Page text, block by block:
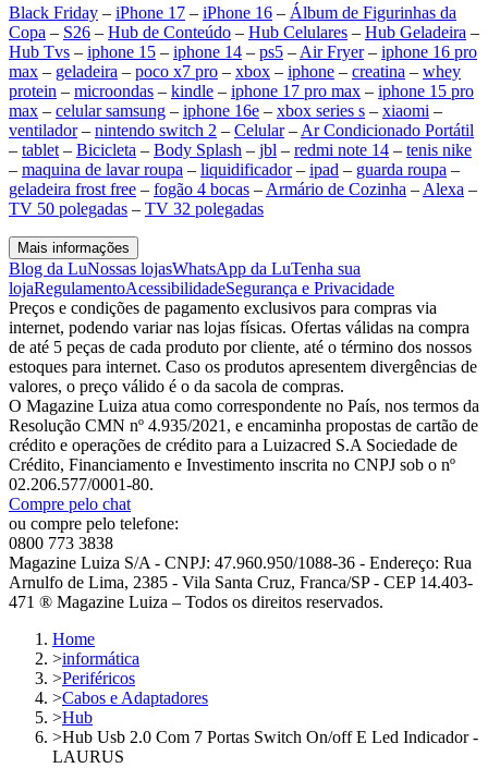
Black Friday – iPhone 17 – iPhone 16 – Álbum de Figurinhas da
Copa – S26 – Hub de Conteúdo – Hub Celulares – Hub Geladeira –
Hub Tvs – iphone 15 – iphone 14 – ps5 – Air Fryer– iphone 16 pro
max – geladeira – poco x7 pro – xbox – iphone – creatina – whey
protein – microondas – kindle – iphone 17 pro max – iphone 15 pro
max – celular samsung – iphone 16e – xbox series s – xiaomi –
ventilador– nintendo switch 2 – Celular– Ar Condicionado Portátil
– tablet – Bicicleta – Body Splash – jbl – redmi note 14 – tenis nike
– maquina de lavar roupa – liquidificador– ipad – guarda roupa –
geladeira frost free – fogão 4 bocas – Armário de Cozinha – Alexa –
TV 50 polegadas – TV 32 polegadas
Mais informações
Blog da LuNossas lojasWhatsApp da LuTenha sua
lojaRegulamentoAcessibilidadeSegurança e Privacidade
Preços e condições de pagamento exclusivos para compras via
internet, podendo variar nas lojas físicas. Ofertas válidas na compra
de até 5 peças de cada produto por cliente, até o término dos nossos
estoques para internet. Caso os produtos apresentem divergências de
valores, o preço válido é o da sacola de compras.
O Magazine Luiza atua como correspondente no País, nos termos da
Resolução CMN nº 4.935/2021, e encaminha propostas de cartão de
crédito e operações de crédito para a Luizacred S.A Sociedade de
Crédito, Financiamento e Investimento inscrita no CNPJ sob o nº
02.206.577/0001-80.
Compre pelo chat
ou compre pelo telefone:
0800 773 3838
Magazine Luiza S/A - CNPJ: 47.960.950/1088-36 - Endereço: Rua
Arnulfo de Lima, 2385 - Vila Santa Cruz, Franca/SP - CEP 14.403-
471 ® Magazine Luiza – Todos os direitos reservados.
Home
>informática
>Periféricos
>Cabos e Adaptadores
>Hub
>Hub Usb 2.0 Com 7 Portas Switch On/off E Led Indicador -
LAURUS